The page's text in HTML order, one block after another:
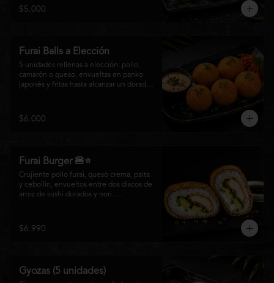
por dentro, acompañados de nuestra
nikkei.
$5.000
Furai Balls a Elección
5 unidades rellenas a elección: pollo,
camarón o queso, envueltas en panko
japonés y fritas hasta alcanzar un dorado
$6.000
Furai Burger 🍔⭐
Crujiente pollo furai, queso crema, palta
y cebollín, envueltos entre dos discos de
arroz de sushi dorados y nori.
tradición japonesa con el sabor nikkei en
cada bocado.
$6.990
Gyozas (5 unidades)